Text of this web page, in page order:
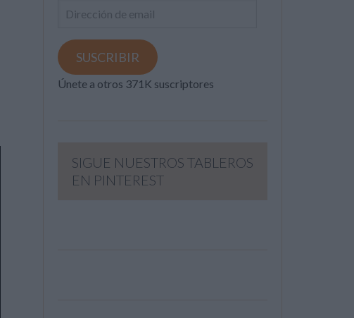
Dirección
email
SUSCRIBIR
Únete a otros 371K suscriptores
SIGUE NUESTROS TABLEROS
EN PINTEREST